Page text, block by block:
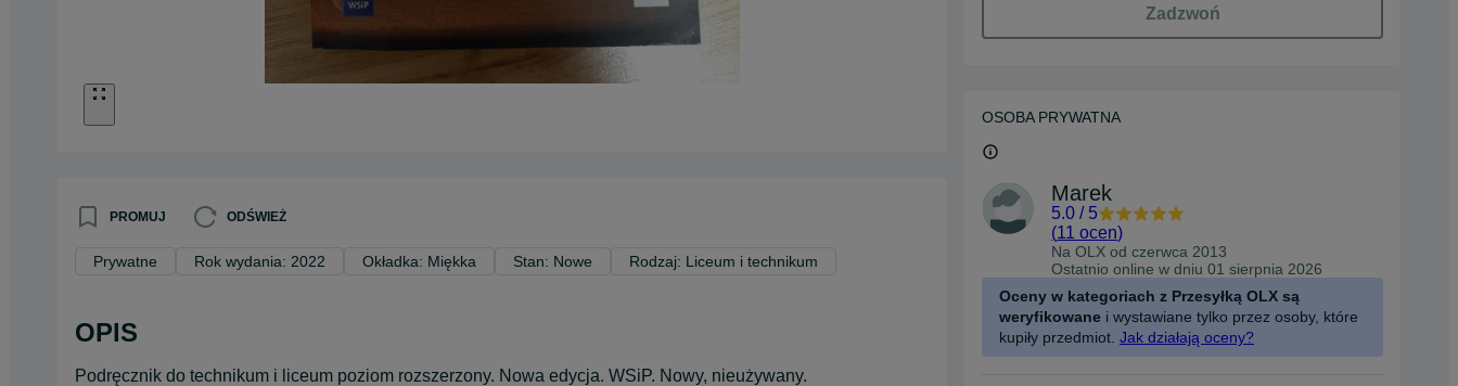
PROMUJ ODŚWIEŻ
Prywatne Rok wydania: 2022 Okładka: Miękka Stan: Nowe Rodzaj: Liceum i technikum
OPIS
Podręcznik do technikum i liceum poziom rozszerzony. Nowa edycja. WSiP. Nowy, nieużywany.
Zadzwoń
OSOBA PRYWATNA
Marek
5.0 / 5
(11 ocen)
Na OLX od czerwca 2013
Ostatnio online w dniu 01 sierpnia 2026
Oceny w kategoriach z Przesyłką OLX są
weryfikowane i wystawiane tylko przez osoby, które
kupiły przedmiot. Jak działają oceny?